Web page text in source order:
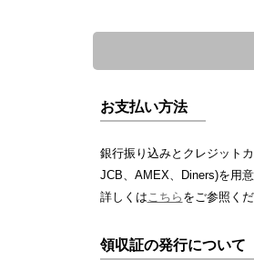
お支払い方法
銀行振り込みとクレジット
JCB、AMEX、Diners)を用意
詳しくは こちら をご参照くだ
領収証の発行について